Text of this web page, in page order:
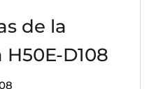
de la
D108